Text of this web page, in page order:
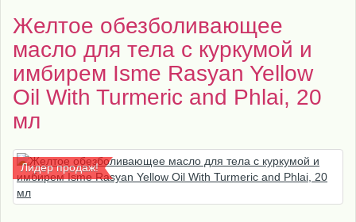
Желтое обезболивающее
масло для тела с куркумой и
имбирем Isme Rasyan Yellow
Oil With Turmeric and Phlai, 20
мл
Лидер продаж!